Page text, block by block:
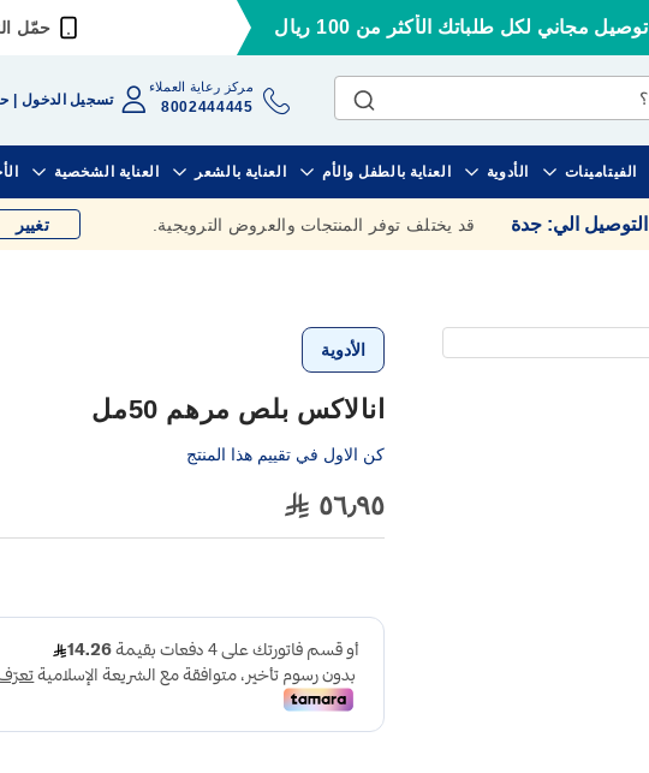
توصيل مجاني لكل طلباتك الأكثر من 100 ريال حمّل
مركز رعاية العملاء
8002444445 تسجيل الدخول
الفيتامينات الأدوية العناية بالطفل والأم العناية بالشعر العناية الشخصية
التوصيل الي: جدة قد يختلف توفر المنتجات والعروض الترويجية. تغيير
الأدوية
انالاكس بلص مرهم 50مل
كن الاول في تقييم هذا المنتج
٥٦٫٩٥